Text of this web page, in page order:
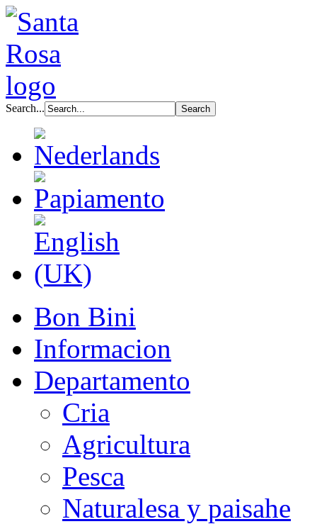
Search...
Bon Bini
Informacion
Departamento
Cria
Agricultura
Pesca
Naturalesa y paisahe